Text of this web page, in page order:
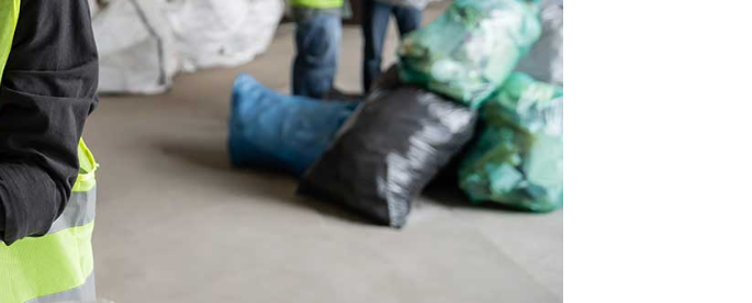
Aucun commentaire à afficher.